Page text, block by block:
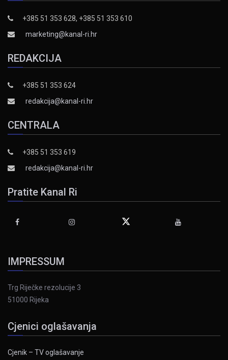
+385 51 353 628, +385 51 353 610
marketing@kanal-ri.hr
REDAKCIJA
+385 51 353 624
redakcija@kanal-ri.hr
CENTRALA
+385 51 353 619
redakcija@kanal-ri.hr
Pratite Kanal Ri
IMPRESSUM
Trg Riječke rezolucije 3
51000 Rijeka
Cjenici oglašavanja
Cjenik – TV oglašavanje